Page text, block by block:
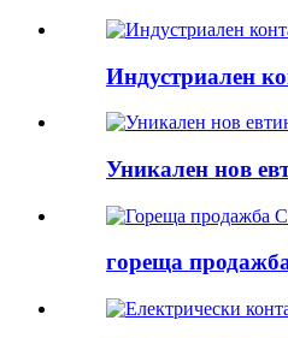
Индустриален
Уникален нов
гореща